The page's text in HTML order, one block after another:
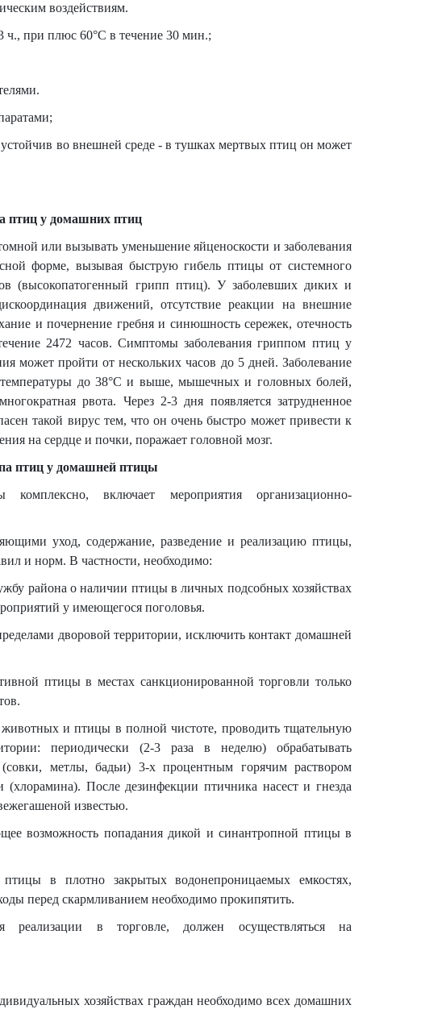
воздействиям.
ч., при плюс 60°С в течение 30 мин.;
во внешней среде - в тушках мертвых птиц он может
птиц у домашних птиц
или вызывать уменьшение яйценоскости и заболевания
форме, вызывая быструю гибель птицы от системного
(высокопатогенный грипп птиц). У заболевших диких и
движений, отсутствие реакции на внешние
и почернение гребня и синюшность сережек, отечность
2472 часов. Симптомы заболевания гриппом птиц у
может пройти от нескольких часов до 5 дней. Заболевание
до 38°С и выше, мышечных и головных болей,
рвота. Через 2-3 дня появляется затрудненное
такой вирус тем, что он очень быстро может привести к
на сердце и почки, поражает головной мозг.
птиц у домашней птицы
комплексно, включает мероприятия организационно-
уход, содержание, разведение и реализацию птицы,
и норм. В частности, необходимо:
района о наличии птицы в личных подсобных хозяйствах
у имеющегося поголовья.
дворовой территории, исключить контакт домашней
птицы в местах санкционированной торговли только
и птицы в полной чистоте, проводить тщательную
периодически (2-3 раза в неделю) обрабатывать
метлы, бадьи) 3-х процентным горячим раствором
После дезинфекции птичника насест и гнезда
известью.
возможность попадания дикой и синантропной птицы в
в плотно закрытых водонепроницаемых емкостях,
перед скармливанием необходимо прокипятить.
в торговле, должен осуществляться на
хозяйствах граждан необходимо всех домашних